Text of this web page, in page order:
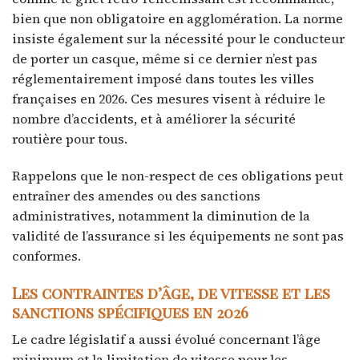
bien que non obligatoire en agglomération. La norme
insiste également sur la nécessité pour le conducteur
de porter un casque, même si ce dernier n’est pas
réglementairement imposé dans toutes les villes
françaises en 2026. Ces mesures visent à réduire le
nombre d’accidents, et à améliorer la sécurité
routière pour tous.
Rappelons que le non-respect de ces obligations peut
entraîner des amendes ou des sanctions
administratives, notamment la diminution de la
validité de l’assurance si les équipements ne sont pas
conformes.
Les contraintes d’âge, de vitesse et les
sanctions spécifiques en 2026
Le cadre législatif a aussi évolué concernant l’âge